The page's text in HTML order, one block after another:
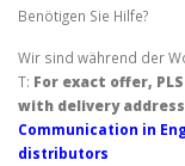
Benötigen Sie Hilfe?
Wir sind während der
T: For exact offer,
with delivery
Communication in
distributors